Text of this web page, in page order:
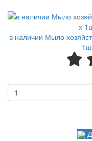
в наличии Мыло